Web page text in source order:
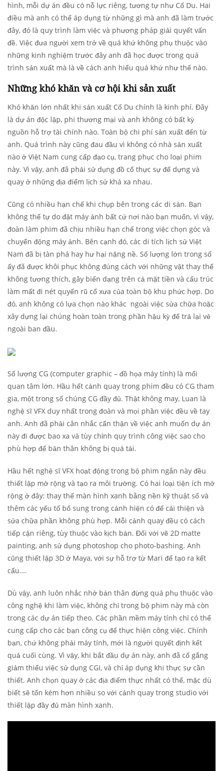
hình, mỗi dự án đều có nỗ lực riêng, tương tự như Cố Du. Hai
điều mà anh có thể áp dụng từ những gì mà anh đã làm trước
đây, đó là quy trình làm việc và phương pháp giải quyết vấn
đề. Việc đưa người xem trở về quá khứ không phụ thuộc vào
những kinh nghiệm trước đây anh đã học được trong quá
trình sản xuất mà là về cách anh hiểu quá khứ như thế nào.
Những khó khăn và cơ hội khi sản xuất
Khó khăn lớn nhất khi sản xuất Cố Du chính là kinh phí. Đây
là dự án độc lập, phi thương mại và anh không có bất kỳ
nguồn hỗ trợ tài chính nào. Toàn bộ chi phí sản xuất đến từ
anh. Quá trình này cũng đau đầu vì không có nhà sản xuất
nào ở Việt Nam cung cấp đạo cụ, trang phục cho loại phim
này. Vì vậy, anh đã phải sử dụng đồ cổ thực sự để dựng và
quay ở những địa điểm lịch sử khá xa nhau.
Cũng có nhiều hạn chế khi chụp bên trong các di sản. Bạn
không thể tự do đặt máy ảnh bất cứ nơi nào bạn muốn, vì vậy,
đoàn làm phim đã chịu nhiều hạn chế trong việc chọn góc và
chuyển động máy ảnh. Bên cạnh đó, các di tích lịch sử Việt
Nam đã bị tàn phá hay hư hại nặng nề. Số lượng lớn trong số
ấy đã được khôi phục không đúng cách với những vật thay thế
không tương thích, gây biến dạng trên cả mặt tiền và cấu trúc
làm mất đi nét quyến rũ cổ xưa của toàn bộ khu phức hợp. Do
đó, anh không có lựa chọn nào khác ngoài việc sửa chữa hoặc
xây dựng lại chúng hoàn toàn trong phần hậu kỳ để trả lại vẻ
ngoài ban đầu.
Số lượng CG (computer graphic – đồ họa máy tính) là mối
quan tâm lớn. Hầu hết cảnh quay trong phim đều có CG tham
gia, một trong số chúng CG đầy đủ. Thật không may, Luan là
nghệ sĩ VFX duy nhất trong đoàn và mọi phần việc đều về tay
anh. Anh đã phải cân nhắc cẩn thận về việc anh muốn dự án
này đi được bao xa và tùy chỉnh quy trình công việc sao cho
phù hợp để bản thân không bị quá tải.
Hầu hết nghệ sĩ VFX hoạt động trong bộ phim ngắn này đều
thiết lập mở rộng và tạo ra môi trường. Có hai loại tiện ích mở
rộng ở đây: thay thế màn hình xanh bằng nền kỹ thuật số và
thêm các yếu tố bổ sung trong cảnh hiện có để cải thiện và
sửa chữa phần không phù hợp. Mỗi cảnh quay đều có cách
tiếp cận riêng, tùy thuộc vào kịch bản. Đối với vẽ 2D matte
painting, anh sử dụng photoshop cho photo-bashing. Anh
cũng thiết lập 3D ở Maya, với sự hỗ trợ từ Mari để tạo ra kết
cấu….
Dù vậy, anh luôn nhắc nhở bản thân đừng quá phụ thuộc vào
công nghệ khi làm việc, không chỉ trong bộ phim này mà còn
trong các dự án tiếp theo. Các phần mềm máy tính chỉ có thể
cung cấp cho các bạn công cụ để thực hiện công việc. Chính
bạn, chứ không phải máy tính, mới là người quyết định kết
quả cuối cùng. Vì vậy, khi bắt đầu dự án này, anh đã cố gắng
giảm thiểu việc sử dụng CGI, và chỉ áp dụng khi thực sự cần
thiết. Anh chọn quay ở các địa điểm thực nhất có thể, mặc dù
biết sẽ tốn kém hơn nhiều so với cảnh quay trong studio với
thiết lập đầy đủ màn hình xanh.